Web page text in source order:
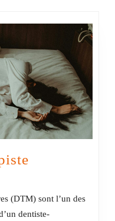
(DTM) sont l’un des
dentiste-